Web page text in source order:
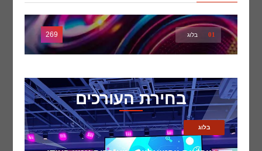
01 בלוג 269
בחירת העורכים
בלוג